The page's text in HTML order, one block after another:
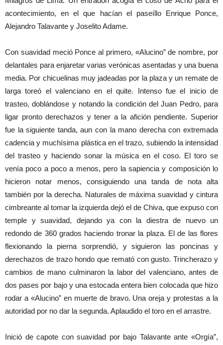
acontecimiento, en el que hacían el paseíllo Enrique Ponce,
Alejandro Talavante y Joselito Adame.
Con suavidad meció Ponce al primero, «Alucino” de nombre, por
delantales para enjaretar varias verónicas asentadas y una buena
media. Por chicuelinas muy jadeadas por la plaza y un remate de
larga toreó el valenciano en el quite. Intenso fue el inicio de
trasteo, doblándose y notando la condición del Juan Pedro, para
ligar pronto derechazos y tener a la afición pendiente. Superior
fue la siguiente tanda, aun con la mano derecha con extremada
cadencia y muchísima plástica en el trazo, subiendo la intensidad
del trasteo y haciendo sonar la música en el coso. El toro se
venía poco a poco a menos, pero la sapiencia y composición lo
hicieron notar menos, consiguiendo una tanda de nota alta
también por la derecha. Naturales de máxima suavidad y cintura
cimbreante al tomar la izquierda dejó el de Chiva, que expuso con
temple y suavidad, dejando ya con la diestra de nuevo un
redondo de 360 grados haciendo tronar la plaza. El de las flores
flexionando la pierna sorprendió, y siguieron las poncinas y
derechazos de trazo hondo que remató con gusto. Trincherazo y
cambios de mano culminaron la labor del valenciano, antes de
dos pases por bajo y una estocada entera bien colocada que hizo
rodar a «Alucino” en muerte de bravo. Una oreja y protestas a la
autoridad por no dar la segunda. Aplaudido el toro en el arrastre.
Inició de capote con suavidad por bajo Talavante ante «Orgía”,